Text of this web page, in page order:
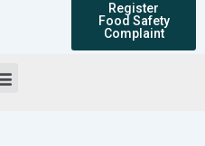
Register
Food Safety
Complaint
Menu